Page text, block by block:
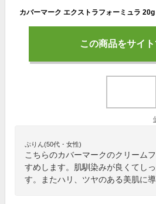
この商品をサイ
ぷりん(50代・女性)
こちらのカバーマークのクリーム
すめします。肌馴染みが良くてし
す。またハリ、ツヤのある美肌に導